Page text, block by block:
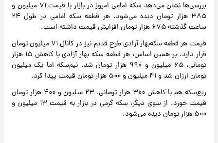
بررسی‌ها نشان می‌دهد سکه امامی امروز در بازار با قیمت ۷۱ میلیون و
۳۸۵ هزار تومان دیده می‌شود. هر قطعه سکه امامی در طول ۲۴
ساعت گذشته ۶۷۵ هزار تومان افزایش قیمت داشته است.
قیمت هر قطعه سکه‌بهار آزادی طرح قدیم نیز در کانال ۷۱ میلیون تومان
قرار دارد. بر همین اساس، هر قطعه سکه بهار آزادی با کاهش ۱۵ هزار
تومانی، ۶۵ میلیون و ۹۹۰ هزار تومان شد. نیم‌سکه اما یک میلیون
تومان ارزان شد و ۴۱ میلیون و ۵۰۰ هزار تومان قیمت پیدا کرد.
ربع‌سکه هم با کاهش ۳۰۰ هزار تومانی، ۲۳ میلیون و ۴۰۰ هزار تومان
قیمت خورد. از سوی دیگر، سکه گرمی در بازار به قیمت ۱۳ میلیون و
۵۰۰ هزار تومان دیده می‌شود.